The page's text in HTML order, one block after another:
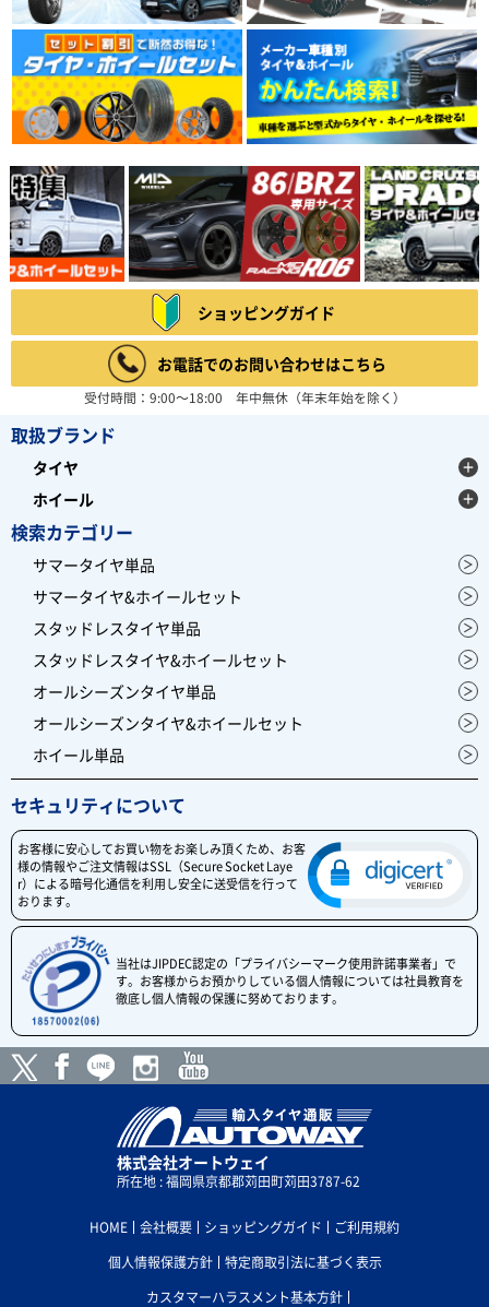
ショッピングガイド
お電話でのお問い合わせはこちら
受付時間：9:00～18:00 年中無休（年末年始を除く）
取扱ブランド
タイヤ
ホイール
検索カテゴリー
サマータイヤ単品
サマータイヤ&ホイールセット
スタッドレスタイヤ単品
スタッドレスタイヤ&ホイールセット
オールシーズンタイヤ単品
オールシーズンタイヤ&ホイールセット
ホイール単品
セキュリティについて
お客様に安心してお買い物をお楽しみ頂くため、お客
様の情報やご注文情報はSSL（Secure Socket Laye
r）による暗号化通信を利用し安全に送受信を行って
おります。
当社はJIPDEC認定の「プライバシーマーク使用許諾事業者」で
す。お客様からお預かりしている個人情報については社員教育を
徹底し個人情報の保護に努めております。
株式会社オートウェイ
所在地 : 福岡県京都郡苅田町苅田3787-62
HOME 会社概要 ショッピングガイド
ご利用規約
個人情報保護方針
特定商取引法に基づく表示
カスタマーハラスメント基本方針